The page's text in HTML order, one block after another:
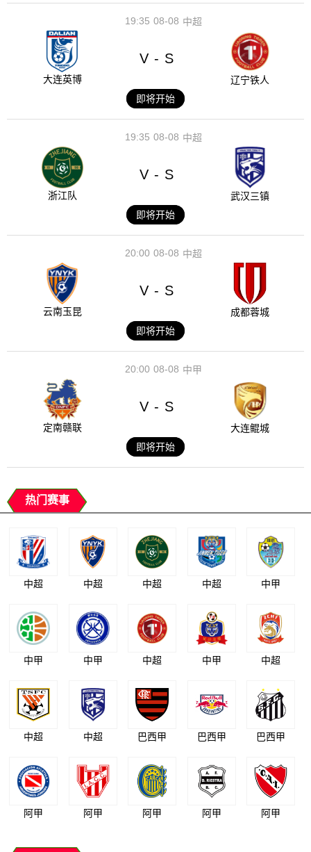
08-08
19:35 中超
大连英博
V - S
辽宁铁人
即将开始
08-08
19:35 中超
浙江队
V - S
武汉三镇
即将开始
08-08
20:00 中超
云南玉昆
V - S
成都蓉城
即将开始
08-08
20:00 中甲
定南赣联
V - S
大连鲲城
即将开始
热门赛事
中超 中超 中超 中超 中甲
中甲 中甲 中超 中甲 中超
中超 中超 巴西甲 巴西甲 巴西甲
阿甲 阿甲 阿甲 阿甲 阿甲